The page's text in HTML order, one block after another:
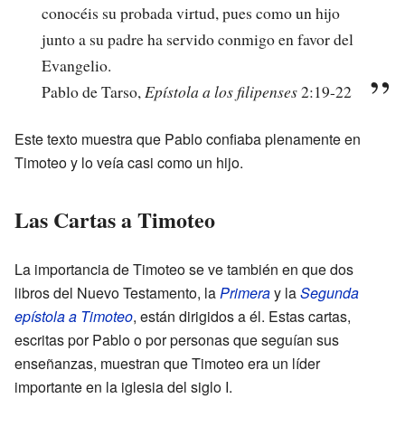
conocéis su probada virtud, pues como un hijo
junto a su padre ha servido conmigo en favor del
Evangelio.
Pablo de Tarso, Epístola a los filipenses2:19-22
Este texto muestra que Pablo confiaba plenamente en
Timoteo y lo veía casi como un hijo.
Las Cartas a Timoteo
La importancia de Timoteo se ve también en que dos
libros del Nuevo Testamento, laPrimeray laSegunda
epístola a Timoteo, están dirigidos a él. Estas cartas,
escritas por Pablo o por personas que seguían sus
enseñanzas, muestran que Timoteo era un líder
importante en la iglesia del siglo I.